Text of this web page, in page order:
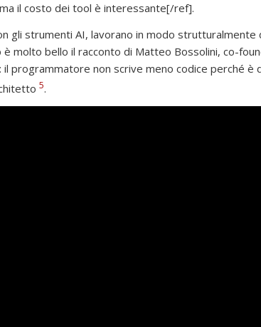
il costo dei tool è interessante[/ref].
gli strumenti AI, lavorano in modo
molto bello il racconto di Matteo Bossolini, co-
: il programmatore non scrive meno codice perché è
5.